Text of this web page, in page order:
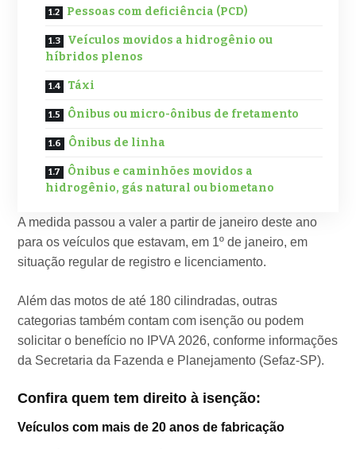
Pessoas com deficiência (PCD)
Veículos movidos a hidrogênio ou
híbridos plenos
Táxi
Ônibus ou micro-ônibus de fretamento
Ônibus de linha
Ônibus e caminhões movidos a
hidrogênio, gás natural ou biometano
A medida passou a valer a partir de janeiro deste ano
para os veículos que estavam, em 1º de janeiro, em
situação regular de registro e licenciamento.
Além das motos de até 180 cilindradas, outras
categorias também contam com isenção ou podem
solicitar o benefício no IPVA 2026, conforme informações
da Secretaria da Fazenda e Planejamento (Sefaz-SP).
Confira quem tem direito à isenção:
Veículos com mais de 20 anos de fabricação